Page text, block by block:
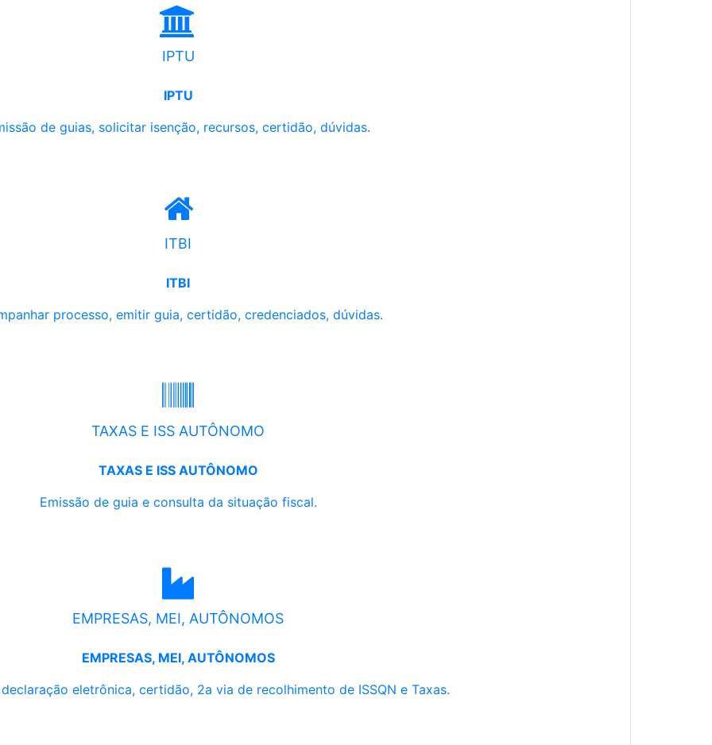
IPTU
IPTU
de guias, solicitar isenção, recursos, certidão, dúvidas.
ITBI
ITBI
processo, emitir guia, certidão, credenciados, dúvidas.
TAXAS E ISS AUTÔNOMO
TAXAS E ISS AUTÔNOMO
Emissão de guia e consulta da situação fiscal.
EMPRESAS, MEI, AUTÔNOMOS
EMPRESAS, MEI, AUTÔNOMOS
eletrônica, certidão, 2a via de recolhimento de ISSQN e Taxas.